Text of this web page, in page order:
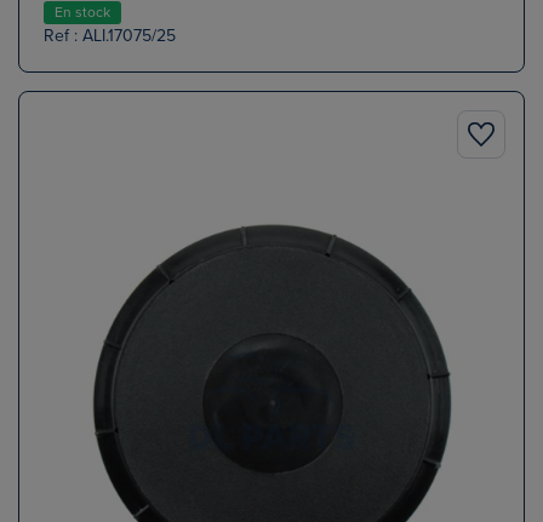
En stock
Ref : ALI.17075/25